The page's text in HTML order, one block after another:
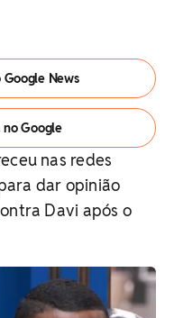
Google News
Google
nas redes
dar opinião
Davi após o